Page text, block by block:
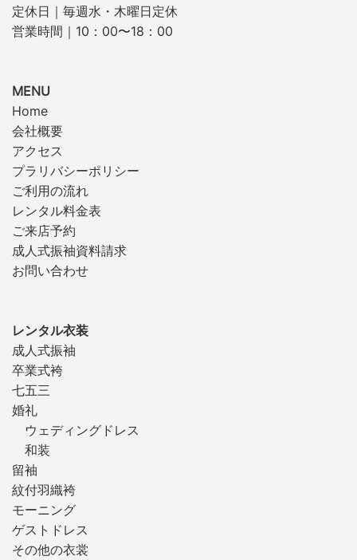
定休日｜毎週水・木曜日定休
営業時間｜10：00〜18：00
MENU
Home
会社概要
アクセス
プラリバシーポリシー
ご利用の流れ
レンタル料金表
ご来店予約
成人式振袖資料請求
お問い合わせ
レンタル衣装
成人式振袖
卒業式袴
七五三
婚礼
ウェディングドレス
和装
留袖
紋付羽織袴
モーニング
ゲストドレス
その他の衣裳